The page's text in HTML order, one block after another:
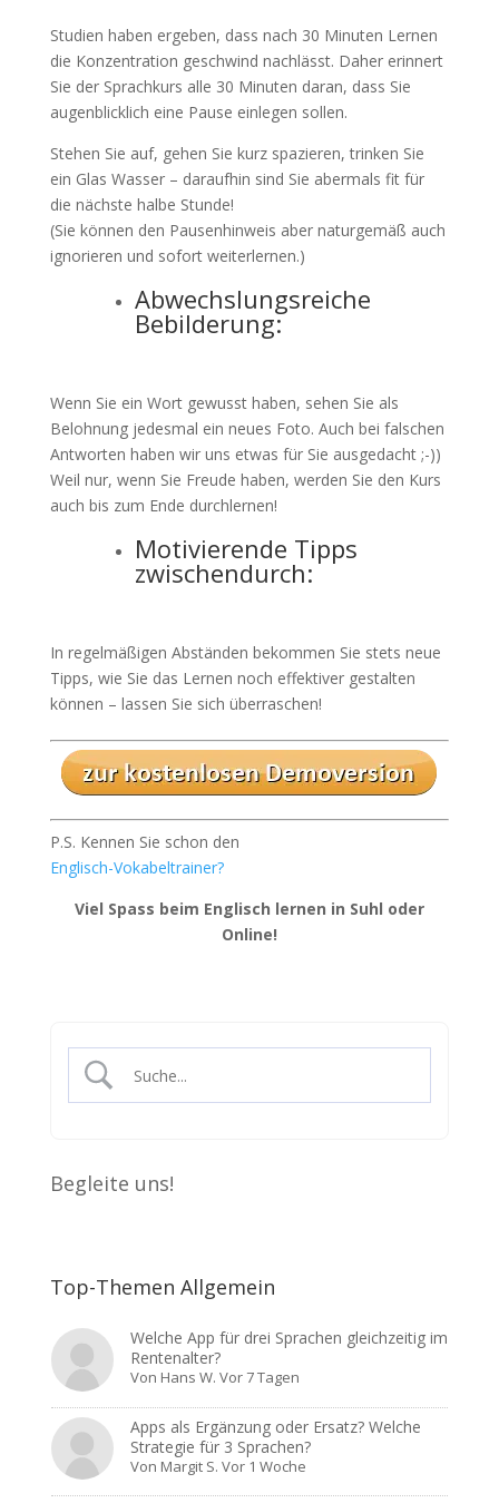
Studien haben ergeben, dass nach 30 Minuten Lernen
die Konzentration geschwind nachlässt. Daher erinnert
Sie der Sprachkurs alle 30 Minuten daran, dass Sie
augenblicklich eine Pause einlegen sollen.
Stehen Sie auf, gehen Sie kurz spazieren, trinken Sie
ein Glas Wasser – daraufhin sind Sie abermals fit für
die nächste halbe Stunde!
(Sie können den Pausenhinweis aber naturgemäß auch
ignorieren und sofort weiterlernen.)
Abwechslungsreiche
Bebilderung:
Wenn Sie ein Wort gewusst haben, sehen Sie als
Belohnung jedesmal ein neues Foto. Auch bei falschen
Antworten haben wir uns etwas für Sie ausgedacht ;-))
Weil nur, wenn Sie Freude haben, werden Sie den Kurs
auch bis zum Ende durchlernen!
Motivierende Tipps
zwischendurch:
In regelmäßigen Abständen bekommen Sie stets neue
Tipps, wie Sie das Lernen noch effektiver gestalten
können – lassen Sie sich überraschen!
P.S. Kennen Sie schon den
Englisch-Vokabeltrainer?
Viel Spass beim Englisch lernen in Suhl oder
Online!
Begleite uns!
Top-Themen Allgemein
Welche App für drei Sprachen gleichzeitig im
Rentenalter?
Von Hans W. Vor 7 Tagen
Apps als Ergänzung oder Ersatz? Welche
Strategie für 3 Sprachen?
Von Margit S. Vor 1 Woche